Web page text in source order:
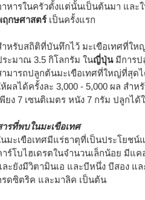
าหารในครัวตั้งแต่นั้นเป็นต้นมา และ
ฤกษศาสตร์ เป็นครั้งแรก
ำหรับสถิติที่บันทึกไว้ มะเขือเทศที่ให
ระมาณ 3.5 กิโลกรัม ในญี่ปุ่นมีการป
ามารถปลูกต้นมะเขือเทศที่ใหญ่ที่สุดไ
ผลได้ครั้งละ 3,000 - 5,000 ผล สำ
พียง 7 เซนติเมตร หนัง 7 กรัม ปลูกได้
ารที่พบในมะเขือเทศ
นมะเขือเทศมีแร่ธาตุที่เป็นประโยช
าร์โบไฮเดรตในจำนวนเล็กน้อย มีแ
ละยังมีวิตามินเอ และบีหนึ่ง บีสอง แ
รดซิตริค และมาลิค เป็นต้น